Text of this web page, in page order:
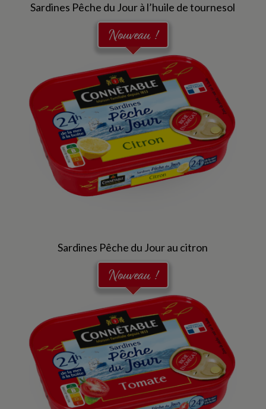
Sardines Pêche du Jour à l’huile de tournesol
Nouveau !
Sardines Pêche du Jour au citron
Nouveau !